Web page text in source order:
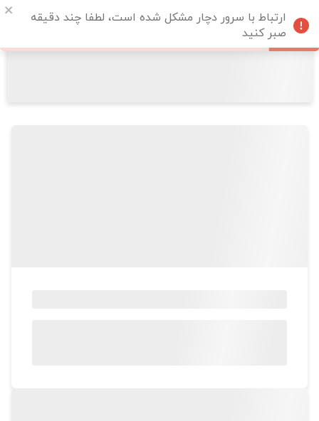
ارتباط با سرور دچار مشکل شده است، لطفا چند دقیقه
صبر کنید